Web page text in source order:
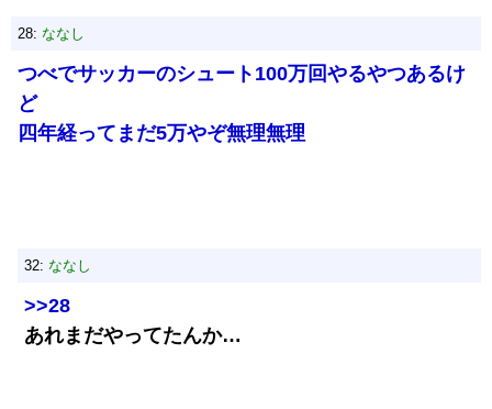
28: ななし
つべでサッカーのシュート100万回やるやつあるけ
ど
四年経ってまだ5万やぞ無理無理
32: ななし
>>28
あれまだやってたんか…